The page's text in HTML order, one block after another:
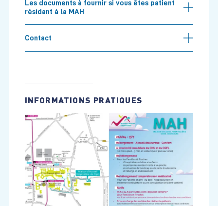
Les documents à fournir si vous êtes patient
résidant à la MAH
Contact
INFORMATIONS PRATIQUES